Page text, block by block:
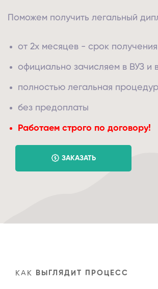
Поможем получить легальный
от 2х месяцев - срок получения
официально зачисляем в ВУЗ и
полностью легальная
без предоплаты
Работаем строго по договору!
ЗАКАЗАТЬ
КАК ВЫГЛЯДИТ ПРОЦЕСС